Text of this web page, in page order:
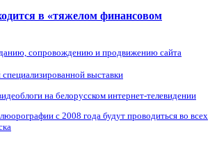
в «тяжелом финансовом
сопровождению и продвижению сайта
выставки
на белорусском интернет-телевидении
с 2008 года будут проводиться во всех